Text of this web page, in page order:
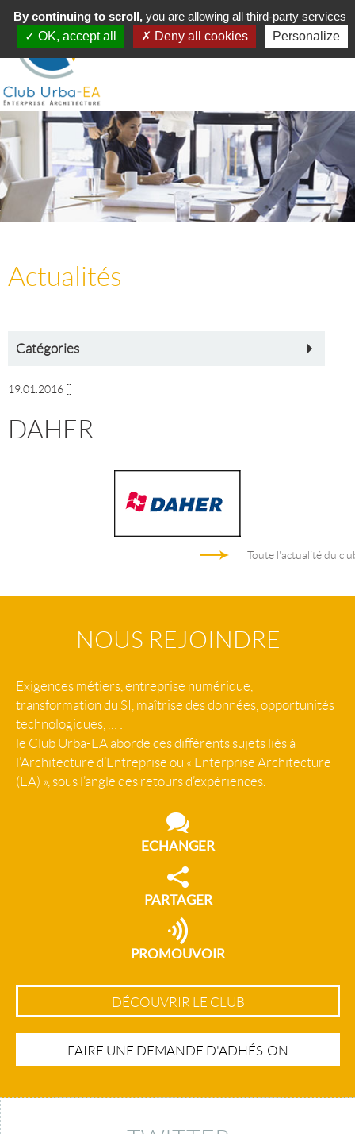
Toggle
navigation
MENU
Actualités
Catégories
19.01.2016
DAHER
Toute l'actualité du
NOUS REJOINDRE
Exigences métiers, entreprise numérique,
transformation du SI, maîtrise des données, opportunités
technologiques, … :
le Club Urba-EA aborde ces différents sujets liés à
l’Architecture d’Entreprise ou « Enterprise Architecture
(EA) », sous l’angle des retours d’expériences.
ECHANGER
PARTAGER
PROMOUVOIR
DÉCOUVRIR LE CLUB
FAIRE UNE DEMANDE D'ADHÉSION
By continuing to scroll,you are allowing all third-party services
OK, accept all
Deny all cookies Personalize